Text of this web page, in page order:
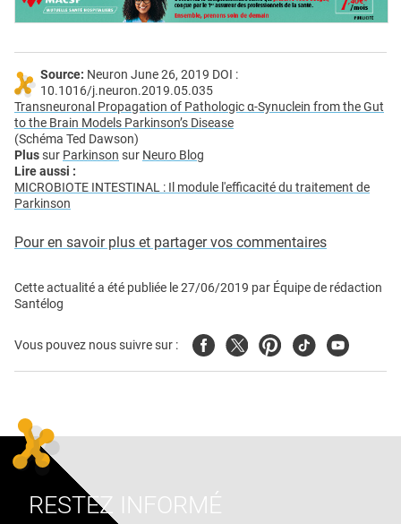
Source: Neuron June 26, 2019 DOI :
10.1016/j.neuron.2019.05.035
Transneuronal Propagation of Pathologic α-Synuclein from the Gut
to the Brain Models Parkinson’s Disease
(Schéma Ted Dawson)
Plussur Parkinson sur Neuro Blog
Lire aussi :
MICROBIOTE INTESTINAL : Il module l'efficacité du traitement de
Parkinson
Pour en savoir plus et partager vos commentaires
Cette actualité a été publiée le27/06/2019 par Équipe de rédaction
Santélog
Vous pouvez nous suivre sur : FacebookTwitterPinterest
TiktokYoutube
RESTEZ INFORMÉ